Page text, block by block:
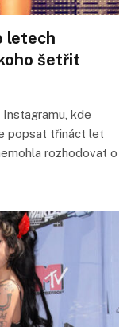
letech
šetřit
Instagramu, kde
popsat třináct let
rozhodovat o